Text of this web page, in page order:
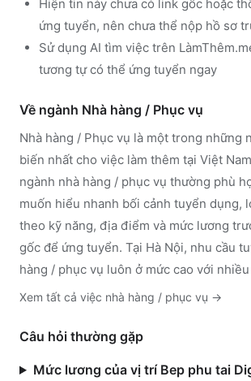
Hiện tin này chưa có link gốc hoặc
ứng tuyển, nên chưa thể nộp hồ sơ
Sử dụng AI tìm việc trên
tương tự có thể ứng tuyển ngay
Về ngành Nhà hàng / Phục vụ
Nhà hàng / Phục vụ là một trong những
biến nhất cho việc làm thêm tại Việt
ngành nhà hàng / phục vụ thường phù
muốn hiểu nhanh bối cảnh tuyển dụng,
theo kỹ năng, địa điểm và mức lương
gốc để ứng tuyển. Tại Hà Nội, nhu cầu
hàng / phục vụ luôn ở mức cao với
Xem tất cả việc nhà hàng / phục vụ →
Câu hỏi thường gặp
Mức lương của vị trí Bep phu tai